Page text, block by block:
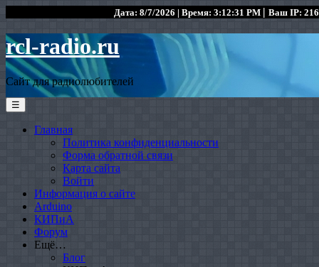
Дата: 8/7/2026 | Время: 3:12:31 PM | Ваш IP:
rcl-radio.ru
Сайт для радиолюбителей
☰
Главная
Политика конфиденциальности
Форма обратной связи
Карта сайта
Войти
Информация о сайте
Arduino
КИПиА
Форум
Ещё…
Блог